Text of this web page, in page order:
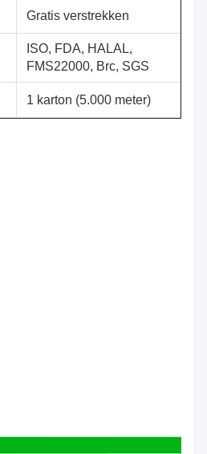
Gratis verstrekken
ISO, FDA, HALAL,
FMS22000, Brc, SGS
1 karton (5.000 meter)